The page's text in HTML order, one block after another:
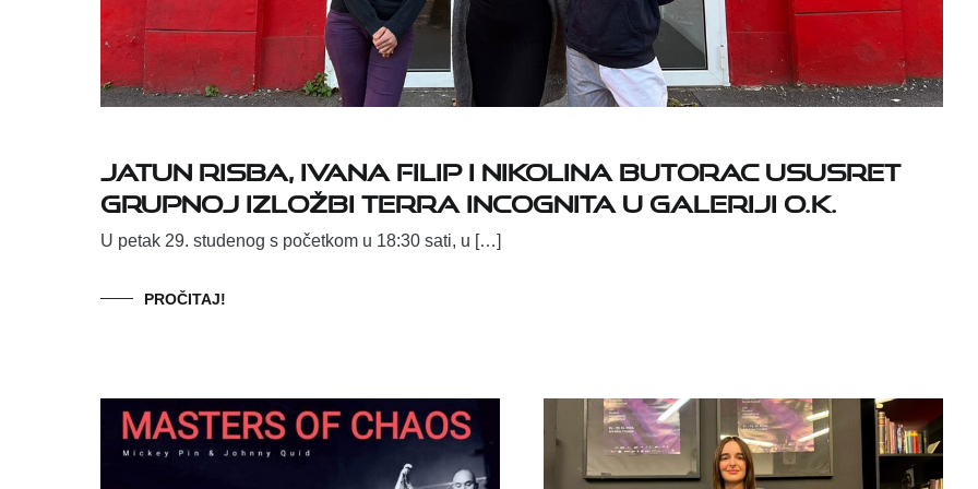
Jatun Risba, Ivana Filip i Nikolina Butorac ususret
grupnoj izložbi Terra incognita u Galeriji O.K.
U petak 29. studenog s početkom u 18:30 sati, u […]
PROČITAJ!